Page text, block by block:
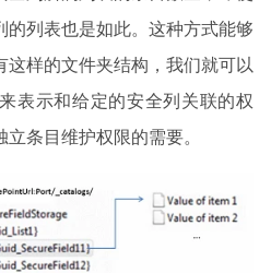
的列表也是如此。这种方式能够
样的文件夹结构，我们就可以
表示和给定的安全列关联的权
条目维护权限的需要。